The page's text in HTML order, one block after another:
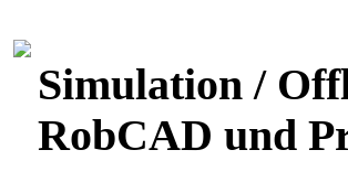
Simulation /
RobCAD und